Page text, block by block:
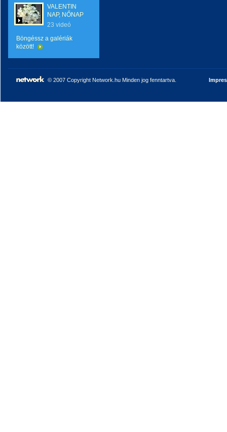
VALENTIN
NAP, NŐNAP
23 videó
Böngéssz a galériák
között!
© 2007 Copyright Network.hu Minden jog fenntartva.